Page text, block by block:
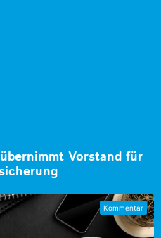
Vorstand für